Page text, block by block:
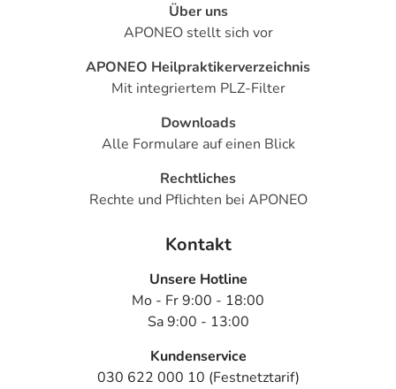
Über uns
APONEO stellt sich vor
APONEO Heilpraktikerverzeichnis
Mit integriertem PLZ-Filter
Downloads
Alle Formulare auf einen Blick
Rechtliches
Rechte und Pflichten bei APONEO
Kontakt
Unsere Hotline
Mo - Fr 9:00 - 18:00
Sa 9:00 - 13:00
Kundenservice
030 622 000 10 (Festnetztarif)